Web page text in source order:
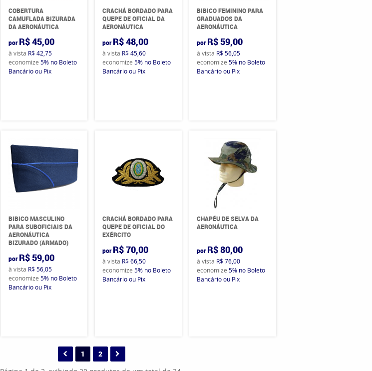
COBERTURA
CAMUFLADA BIZURADA
DA AERONÁUTICA
por R$ 45,00
à vista R$ 42,75
economize 5% no Boleto
Bancário ou Pix
CRACHÁ BORDADO PARA
QUEPE DE OFICIAL DA
AERONÁUTICA
por R$ 48,00
à vista R$ 45,60
economize5% no Boleto
Bancário ou Pix
BIBICO FEMININO PARA
GRADUADOS DA
AERONÁUTICA
por R$ 59,00
à vista R$ 56,05
economize5% no Boleto
Bancário ou Pix
BIBICO MASCULINO
PARA SUBOFICIAIS DA
AERONÁUTICA
BIZURADO (ARMADO)
por R$ 59,00
à vista R$ 56,05
economize 5% no Boleto
Bancário ou Pix
CRACHÁ BORDADO PARA
QUEPE DE OFICIAL DO
EXÉRCITO
por R$ 70,00
à vista R$ 66,50
economize5% no Boleto
Bancário ou Pix
CHAPÉU DE SELVA DA
AERONÁUTICA
por R$ 80,00
à vista R$ 76,00
economize5% no Boleto
Bancário ou Pix
1
2